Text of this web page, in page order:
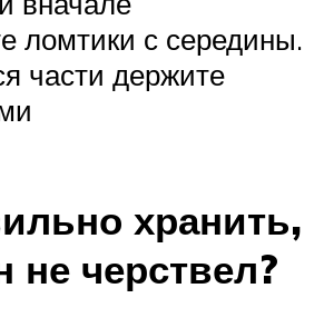
ломтики с середины.
части держите
хранить,
не черствел?